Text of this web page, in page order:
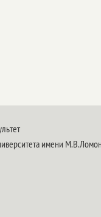
имени